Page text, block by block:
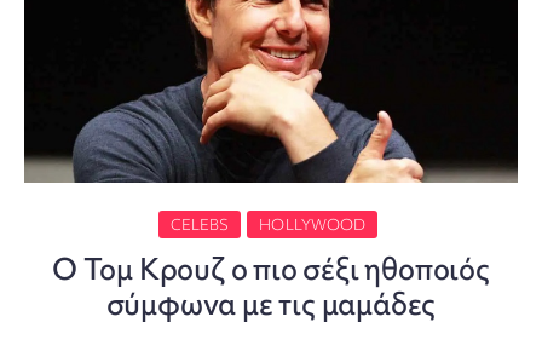
CELEBS HOLLYWOOD
Ο Τομ Κρουζ ο πιο σέξι ηθοποιός
σύμφωνα με τις μαμάδες